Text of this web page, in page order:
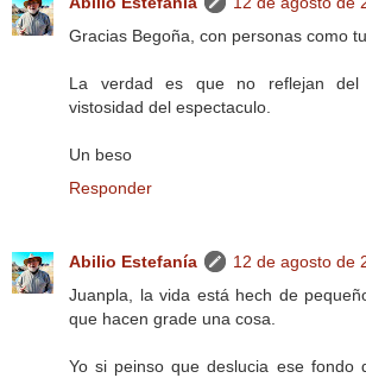
Gracias Begoña, con personas como
La verdad es que no reflejan del
vistosidad del espectaculo.
Un beso
Responder
Abilio Estefanía
12 de agosto de
Juanpla, la vida está hech de
que hacen grade una cosa.
Yo si peinso que deslucia ese fondo